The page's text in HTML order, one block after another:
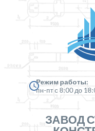
Режим работы:
пн-пт с 8:00 до
ЗАВОД